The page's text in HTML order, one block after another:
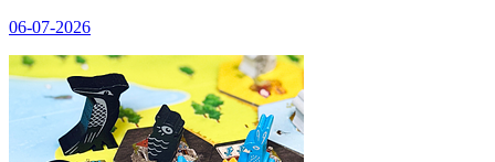
06-07-2026